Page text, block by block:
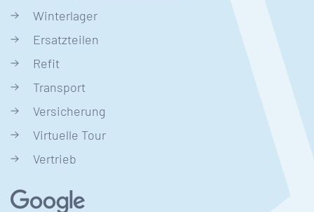
Winterlager
Ersatzteilen
Refit
Transport
Versicherung
Virtuelle Tour
Vertrieb